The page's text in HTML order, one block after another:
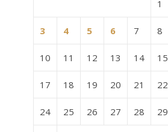
1
3 4 5 6 7 8
10 11 12 13 14 15
17 18 19 20 21 22
24 25 26 27 28 29